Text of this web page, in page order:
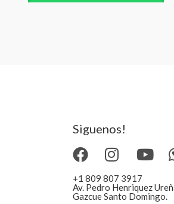
Siguenos!
+1 809 807 3917
Av. Pedro Henriquez
Gazcue Santo Domingo.